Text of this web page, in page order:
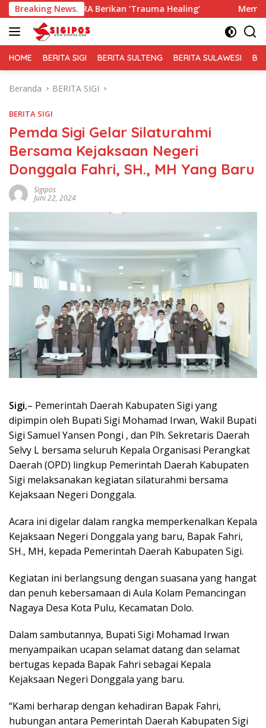
Langsung
ke
konten
Breaking News.
Berikan ‘Trauma Healing’ Membaur Tanpa Sekat,
HOME BERITA SIGI BERITA SULTENG BERITA SULAWESI
Beranda BERITA SIGI
BERITA SIGI
Pemda Sigi Gelar Silaturahmi
Bersama Kejaksaan Negeri
Donggala Fahri, SH., MH Yang Baru
Sigipos
Juni 22, 2024
Sigi,– Pemerintah Daerah Kabupaten Sigi yang
dipimpin oleh Bupati Sigi Mohamad Irwan, Wakil Bupati
Sigi Samuel Yansen Pongi , dan Plh. Sekretaris Daerah
Selvy L bersama seluruh Kepala Organisasi Perangkat
Daerah (OPD) lingkup Pemerintah Daerah Kabupaten
Sigi melaksanakan kegiatan silaturahmi bersama
Kejaksaan Negeri Donggala.
Acara ini digelar dalam rangka memperkenalkan Kepala
Kejaksaan Negeri Donggala yang baru, Bapak Fahri,
SH., MH, kepada Pemerintah Daerah Kabupaten Sigi.
Kegiatan ini berlangsung dengan suasana yang hangat
dan penuh kebersamaan di Aula Kolam Pemancingan
Nagaya Desa Kota Pulu, Kecamatan Dolo.
Dalam sambutannya, Bupati Sigi Mohamad Irwan
menyampaikan ucapan selamat datang dan selamat
bertugas kepada Bapak Fahri sebagai Kepala
Kejaksaan Negeri Donggala yang baru.
“Kami berharap dengan kehadiran Bapak Fahri,
hubungan antara Pemerintah Daerah Kabupaten Sigi